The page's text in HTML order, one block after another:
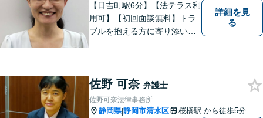
【日吉町駅6分】【法テラス利
用可】【初回面談無料】トラ
ブルを抱える方に寄り添い、
詳細を見
る
佐野 可奈 弁護士
佐野可奈法律事務所
静岡県|静岡市清水区 桜橋駅 から徒歩5分